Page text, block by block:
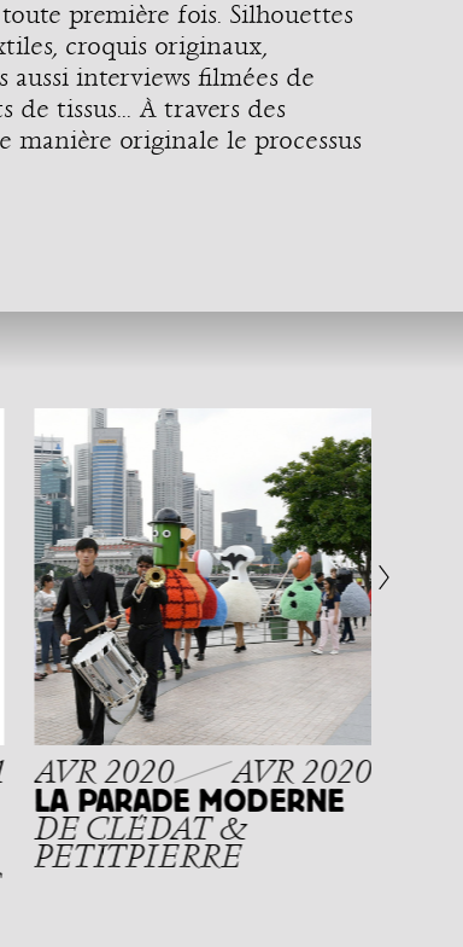
première fois. Silhouettes
croquis originaux,
aussi interviews filmées de
de tissus... À travers des
manière originale le processus
AVR 2020 AVR 2020
LA PARADE MODERNE
DE CLÉDAT &
PETITPIERRE